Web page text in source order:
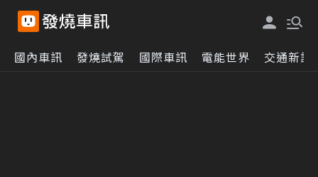
國內車訊 發燒試駕 國際車訊 電能世界 交通新訊